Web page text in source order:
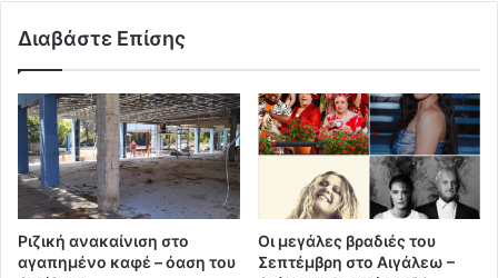
Διαβάστε Επίσης
Ριζική ανακαίνιση στο
αγαπημένο καφέ – όαση του
Οι μεγάλες βραδιές του
Σεπτέμβρη στο Αιγάλεω –